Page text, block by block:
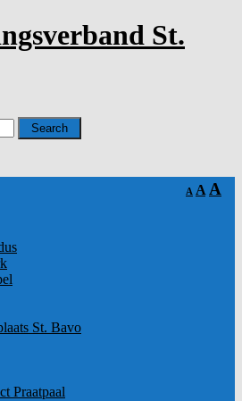
St.
A A A
St. Bavo
Praatpaal